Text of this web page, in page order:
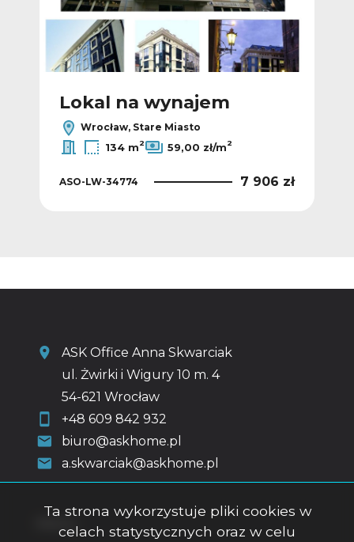
Lokal na wynajem
Wrocław, Stare Miasto
134 m2 59,00 zł/m2
ASO-LW-34774 7 906 zł
ASK Office Anna Skwarciak
ul. Żwirki i Wigury 10 m. 4
54-621 Wrocław
+48 609 842 932
biuro@askhome.pl
a.skwarciak@askhome.pl
Ta strona wykorzystuje pliki cookies w
celach statystycznych oraz w celu